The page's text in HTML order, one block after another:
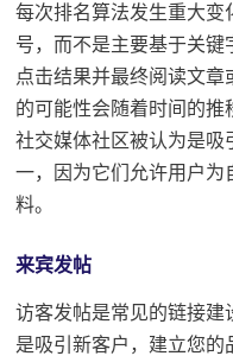
每次排名算法发生重大
号，而不是主要基于关键
点击结果并最终阅读文
的可能性会随着时间的推
社交媒体社区被认为是吸
一，因为它们允许用户为
料。
来宾发帖
访客发帖是常见的链接建
是吸引新客户，建立您的